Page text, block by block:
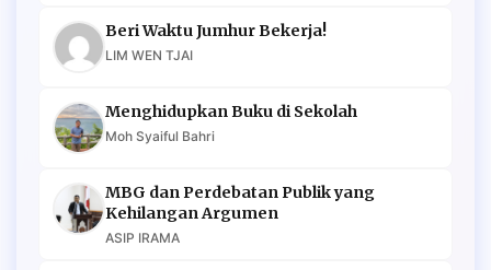
Beri Waktu Jumhur Bekerja!
LIM WEN TJAI
Menghidupkan Buku di Sekolah
Moh Syaiful Bahri
MBG dan Perdebatan Publik yang
Kehilangan Argumen
ASIP IRAMA